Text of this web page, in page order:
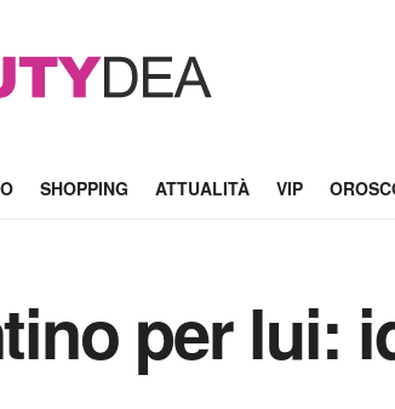
SHOPPING ATTUALITÀ VIP
per lui: